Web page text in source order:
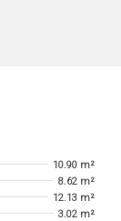
10.90 m²
8.62 m²
12.13 m²
3.02 m²